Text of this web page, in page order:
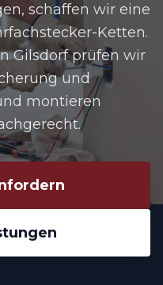
schaffen wir eine
Ketten.
Gilsdorf prüfen wir
und
montieren